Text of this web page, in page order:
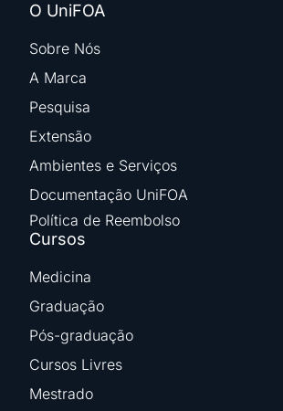
O UniFOA
Sobre Nós
A Marca
Pesquisa
Extensão
Ambientes e Serviços
Documentação UniFOA
Política de Reembolso
Cursos
Medicina
Graduação
Pós-graduação
Cursos Livres
Mestrado